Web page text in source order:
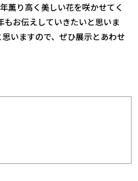
薫り高く美しい花を咲かせてく
もお伝えしていきたいと思いま
いますので、ぜひ展示とあわせ